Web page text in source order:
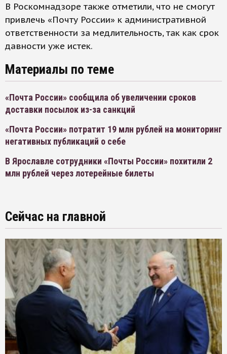
В Роскомнадзоре также отметили, что не смогут
привлечь «Почту России» к административной
ответственности за медлительность, так как срок
давности уже истек.
Материалы по теме
«Почта России» сообщила об увеличении сроков
доставки посылок из-за санкций
«Почта России» потратит 19 млн рублей на мониторинг
негативных публикаций о себе
В Ярославле сотрудники «Почты России» похитили 2
млн рублей через лотерейные билеты
Сейчас на главной